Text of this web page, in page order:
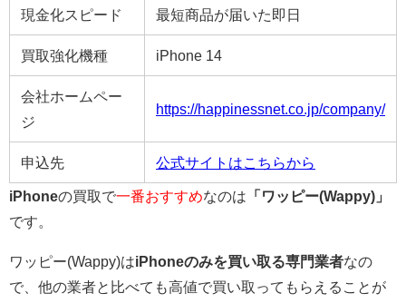
現金化スピード 最短商品が届いた即日
買取強化機種 iPhone 14
会社ホームペー
ジ
https://happinessnet.co.jp/company/
申込先 公式サイトはこちらから
iPhoneの買取で一番おすすめなのは 「 ワッピー(Wappy) 」
です。
ワッピー(Wappy)はiPhoneのみを買い取る専門業者なの
で、他の業者と比べても高値で買い取ってもらえることが